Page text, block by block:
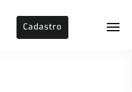
Cadastro